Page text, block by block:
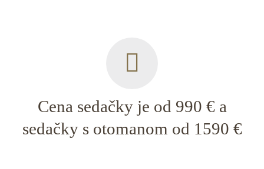
Cena sedačky je od 990 € a
sedačky s otomanom od 1590 €